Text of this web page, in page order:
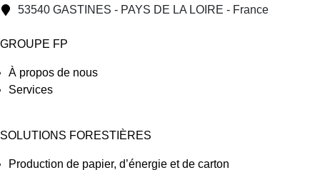
53540 GASTINES - PAYS DE LA LOIRE - France
GROUPE FP
À propos de nous
Services
SOLUTIONS FORESTIÈRES
Production de papier, d’énergie et de carton